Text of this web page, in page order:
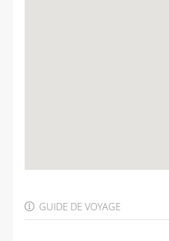
GUIDE DE VOYAGE